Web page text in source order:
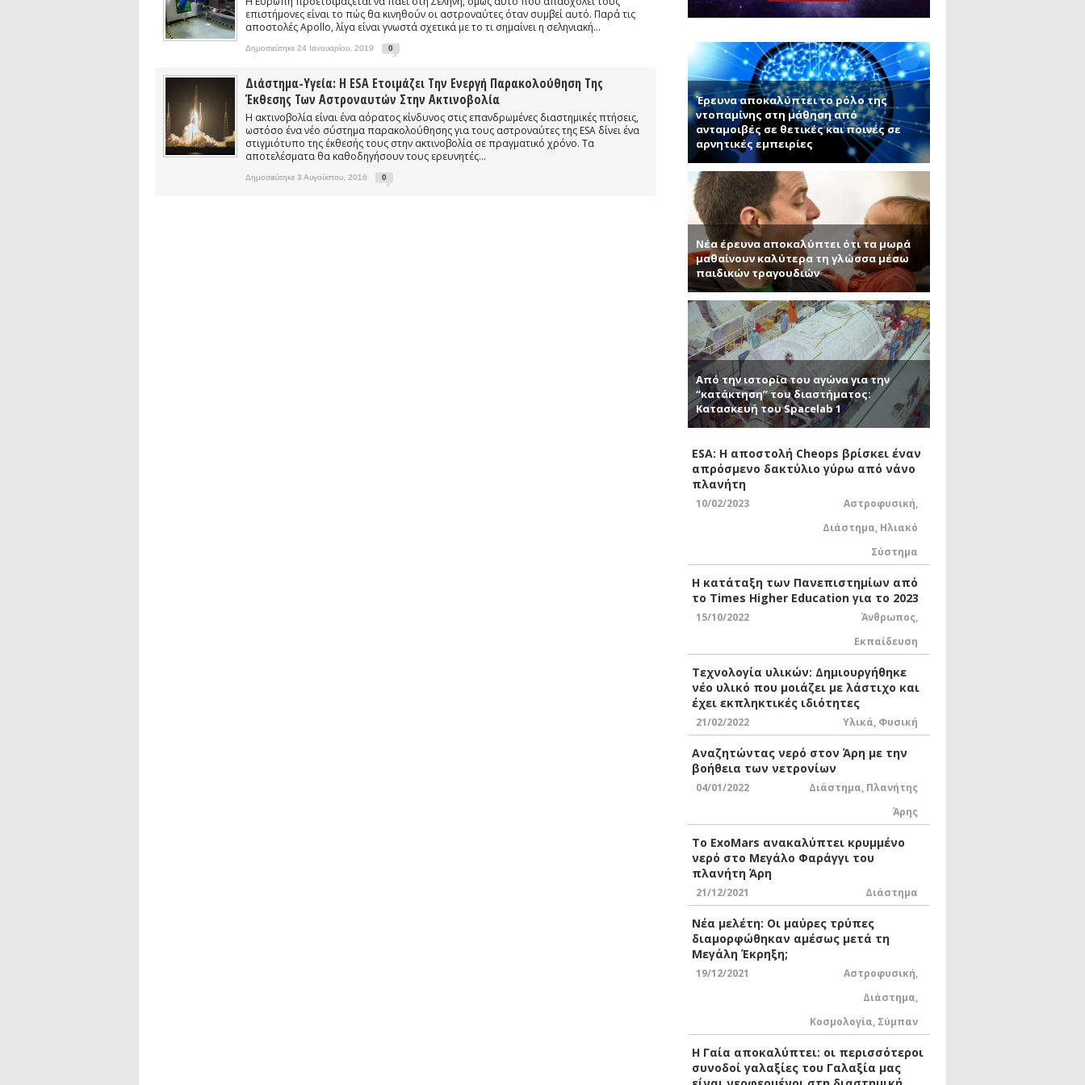
Συνέντευξη: Συζητώντας με τον ερευνητή κ. Παντελή Μπάμπουλη για τα ενδιαφέροντα τεχνητά υλικά, γερμανένιο και πυριτένιο (Μέρος
1)
podcast: Τι είναι τα Βαρυτικά Κύματα (Συνέντευξη με τον Ερωτόκριτο Κατσαβουνίδη, διευθυντή έρευνας στο ΜΙΤ)
podcast: Αναζητώντας τα Βαρυτικά Κύματα (Συνέντευξη με τον Χρήστο Τσάγκα, Αναπληρωτή Καθηγητή του ΑΠΘ)
επιστήμονες είναι το πώς θα κινηθούν οι αστροναύτες όταν συμβεί αυτό. Παρά τις
αποστολές Apollo, λίγα είναι γνωστά σχετικά με το τι σημαίνει η σεληνιακή...
Δημοσιεύτηκε 24 Ιανουαρίου, 2019 0
Διάστημα-Υγεία: H ESA Ετοιμάζει Την Ενεργή Παρακολούθηση Της
Έκθεσης Των Αστροναυτών Στην Ακτινοβολία
Η ακτινοβολία είναι ένα αόρατος κίνδυνος στις επανδρωμένες διαστημικές πτήσεις,
ωστόσο ένα νέο σύστημα παρακολούθησης για τους αστροναύτες της ESA δίνει ένα
στιγμιότυπο της έκθεσής τους στην ακτινοβολία σε πραγματικό χρόνο. Τα
αποτελέσματα θα καθοδηγήσουν τους ερευνητές...
Δημοσιεύτηκε 3 Αυγούστου, 2016 0
Έρευνα αποκαλύπτει το ρόλο της
ντοπαμίνης στη μάθηση από
ανταμοιβές σε θετικές και ποινές σε
αρνητικές εμπειρίες
Νέα έρευνα αποκαλύπτει ότι τα μωρά
μαθαίνουν καλύτερα τη γλώσσα μέσω
παιδικών τραγουδιών
Από την ιστορία του αγώνα για την
“κατάκτηση” του διαστήματος:
Κατασκευή του Spacelab 1
ESA: Η αποστολή Cheops βρίσκει έναν
απρόσμενο δακτύλιο γύρω από νάνο
πλανήτη
10/02/2023 Αστροφυσική,
Διάστημα, Ηλιακό
Σύστημα
Η κατάταξη των Πανεπιστημίων από
το Times Higher Education για το 2023
15/10/2022 Άνθρωπος,
Εκπαίδευση
Τεχνολογία υλικών: Δημιουργήθηκε
νέο υλικό που μοιάζει με λάστιχο και
έχει εκπληκτικές ιδιότητες
21/02/2022 Υλικά, Φυσική
Αναζητώντας νερό στον Άρη με την
βοήθεια των νετρονίων
04/01/2022 Διάστημα, Πλανήτης
Άρης
Το ExoMars ανακαλύπτει κρυμμένο
νερό στο Μεγάλο Φαράγγι του
πλανήτη Άρη
21/12/2021 Διάστημα
Νέα μελέτη: Οι μαύρες τρύπες
διαμορφώθηκαν αμέσως μετά τη
Μεγάλη Έκρηξη;
19/12/2021 Αστροφυσική,
Διάστημα,
Κοσμολογία, Σύμπαν
Η Γαία αποκαλύπτει: οι περισσότεροι
συνοδοί γαλαξίες του Γαλαξία μας